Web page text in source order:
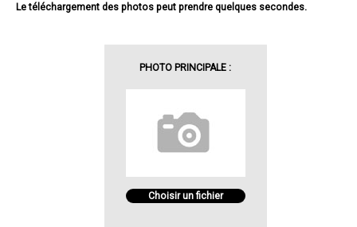
Le téléchargement des photos peut prendre quelques secondes.
PHOTO PRINCIPALE :
Choisir un fichier